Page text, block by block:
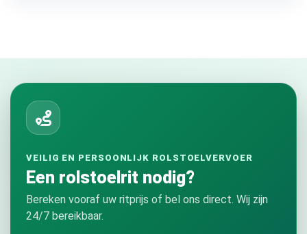
VEILIG EN PERSOONLIJK ROLSTOELVERVOER
Een rolstoelrit nodig?
Bereken vooraf uw ritprijs of bel ons direct. Wij zijn
24/7 bereikbaar.